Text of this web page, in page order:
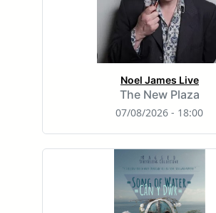
Noel James Live
The New Plaza
07/08/2026 - 18:00